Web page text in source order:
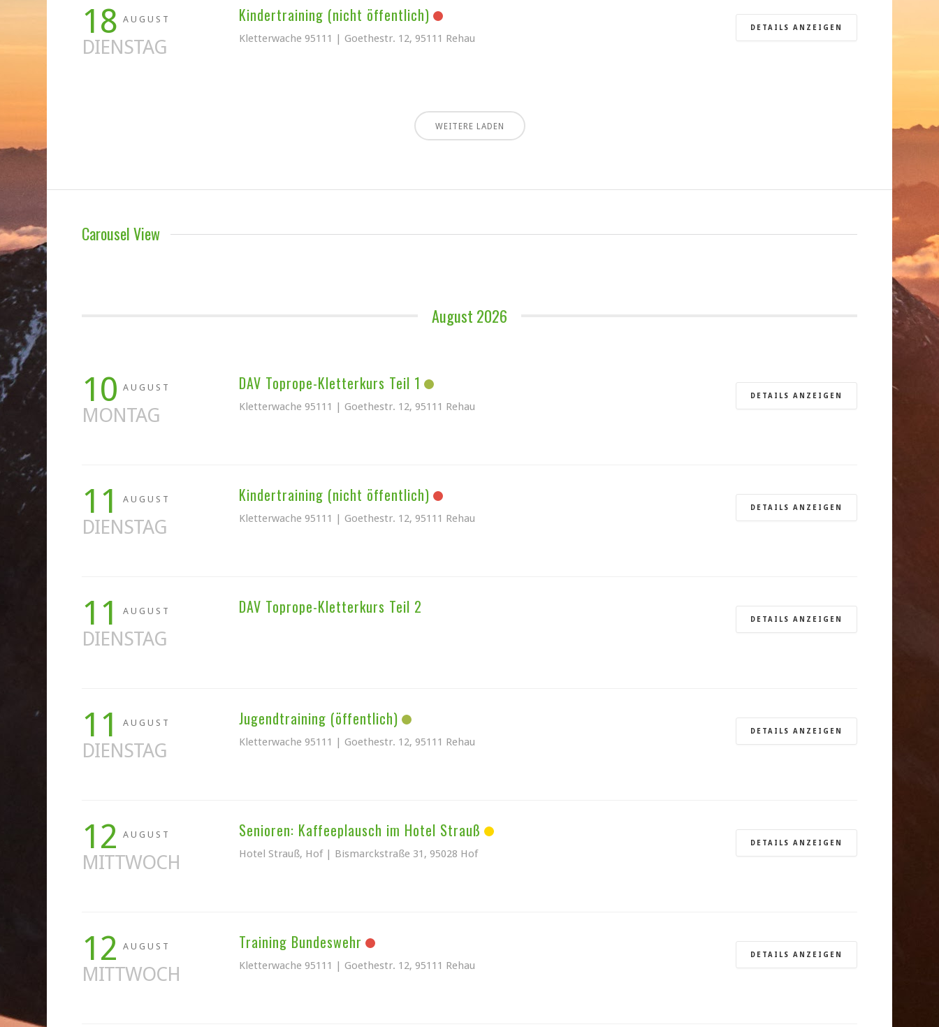
18 AUGUST
DIENSTAG
Kindertraining (nicht öffentlich)
Kletterwache 95111 | Goethestr. 12, 95111 Rehau
DETAILS ANZEIGEN
WEITERE LADEN
Carousel View
August 2026
10 AUGUST
MONTAG
DAV Toprope-Kletterkurs Teil 1
Kletterwache 95111 | Goethestr. 12, 95111 Rehau
DETAILS ANZEIGEN
11 AUGUST
DIENSTAG
Kindertraining (nicht öffentlich)
Kletterwache 95111 | Goethestr. 12, 95111 Rehau
DETAILS ANZEIGEN
11 AUGUST
DIENSTAG
DAV Toprope-Kletterkurs Teil 2
DETAILS ANZEIGEN
11 AUGUST
DIENSTAG
Jugendtraining (öffentlich)
Kletterwache 95111 | Goethestr. 12, 95111 Rehau
DETAILS ANZEIGEN
12 AUGUST
MITTWOCH
Senioren: Kaffeeplausch im Hotel Strauß
Hotel Strauß, Hof | Bismarckstraße 31, 95028 Hof
DETAILS ANZEIGEN
12 AUGUST
MITTWOCH
Training Bundeswehr
Kletterwache 95111 | Goethestr. 12, 95111 Rehau
DETAILS ANZEIGEN